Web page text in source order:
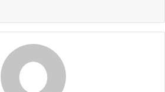
p